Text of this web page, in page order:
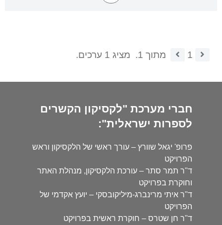
1 מתוך 1. מציג 1 ערכים.
חברי מערכת "לקסיקון הקשרים
לספרות ישראלית":
פרופ' יגאל שוורץ – עורך ראשי של הלקסיקון וראש
הפרויקט
ד"ר תמר סתר – עורכת הלקסיקון, מנהלת האתר
וחוקרת בפרויקט
ד"ר איתי מרינברג-מיליקובסקי – יועץ אקדמי של
הפרויקט
ד"ר חן שטרס – חוקרת ראשית בפרויקט